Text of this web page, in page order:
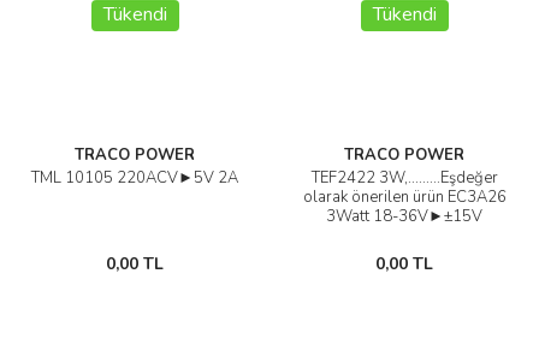
Tükendi
TRACO POWER
TML 10105 220ACV►5V 2A
0,00 TL
Tükendi
TRACO POWER
TEF2422 3W,.........Eşdeğer
olarak önerilen ürün EC3A26
3Watt 18-36V►±15V
0,00 TL